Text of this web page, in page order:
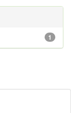
1